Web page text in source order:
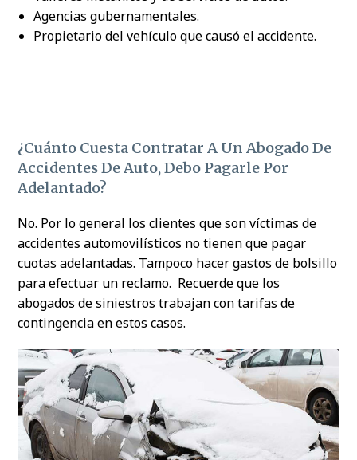
Agencias gubernamentales.
Propietario del vehículo que causó el accidente.
¿Cuánto Cuesta Contratar A Un Abogado De
Accidentes De Auto, Debo Pagarle Por
Adelantado?
No. Por lo general los clientes que son víctimas de
accidentes automovilísticos no tienen que pagar
cuotas adelantadas. Tampoco hacer gastos de bolsillo
para efectuar un reclamo. Recuerde que los
abogados de siniestros trabajan con tarifas de
contingencia en estos casos.